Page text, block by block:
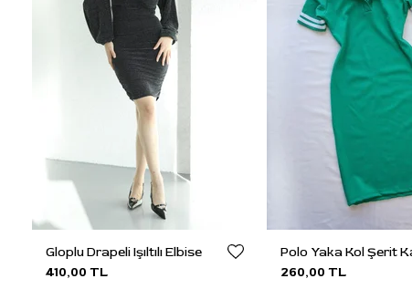
Gloplu Drapeli Işıltılı Elbise
410,00 TL
260,00 TL